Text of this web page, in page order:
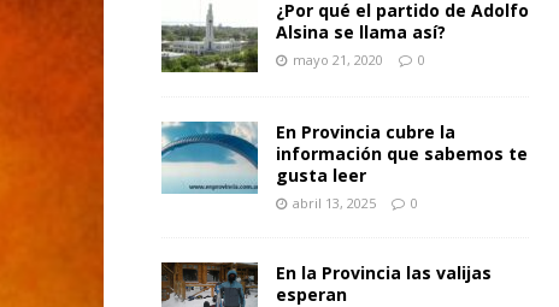
¿Por qué el partido de Adolfo
Alsina se llama así?
mayo 21, 2020 0
En Provincia cubre la
información que sabemos te
gusta leer
abril 13, 2025 0
En la Provincia las valijas
esperan